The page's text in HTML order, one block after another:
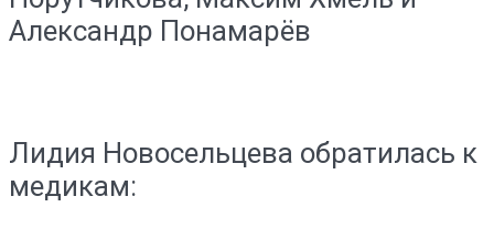
Александр Понамарёв
Лидия Новосельцева обратилась к
медикам: